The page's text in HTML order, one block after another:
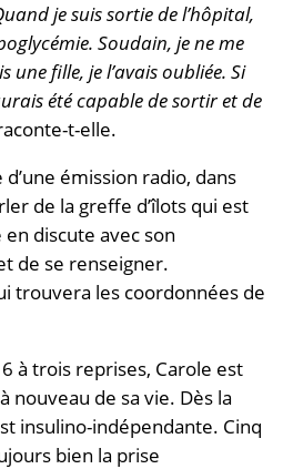
je suis sortie de l’hôpital,
Soudain, je ne me
une fille, je l’avais oubliée. Si
été capable de sortir et de
t-elle.
émission radio, dans
de la greffe d’îlots qui est
discute avec son
de se renseigner.
trouvera les coordonnées de
à trois reprises, Carole est
nouveau de sa vie. Dès la
insulino-indépendante. Cinq
bien la prise